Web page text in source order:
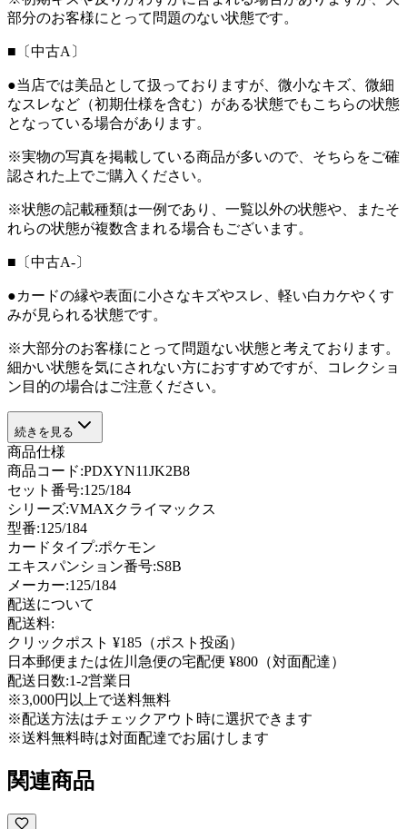
部分のお客様にとって問題のない状態です。
■〔中古A〕
●当店では美品として扱っておりますが、微小なキズ、微細
なスレなど（初期仕様を含む）がある状態でもこちらの状態
となっている場合があります。
※実物の写真を掲載している商品が多いので、そちらをご確
認された上でご購入ください。
※状態の記載種類は一例であり、一覧以外の状態や、またそ
れらの状態が複数含まれる場合もございます。
■〔中古A-〕
●カードの縁や表面に小さなキズやスレ、軽い白カケやくす
みが見られる状態です。
※大部分のお客様にとって問題ない状態と考えております。
細かい状態を気にされない方におすすめですが、コレクショ
ン目的の場合はご注意ください。
続きを見る
商品仕様
商品コード:PDXYN11JK2B8
セット番号:125/184
シリーズ:VMAXクライマックス
型番:125/184
カードタイプ:ポケモン
エキスパンション番号:S8B
メーカー:125/184
配送について
配送料:
クリックポスト ¥185（ポスト投函）
日本郵便または佐川急便の宅配便 ¥800（対面配達）
配送日数:1-2営業日
※3,000円以上で送料無料
※配送方法はチェックアウト時に選択できます
※送料無料時は対面配達でお届けします
関連商品